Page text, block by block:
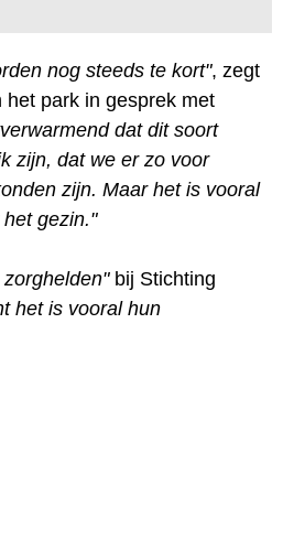
nog steeds te kort", zegt
park in gesprek met
dat dit soort
zijn, dat we er zo voor
zijn. Maar het is vooral
gezin."
zorghelden"bij Stichting
het is vooral hun